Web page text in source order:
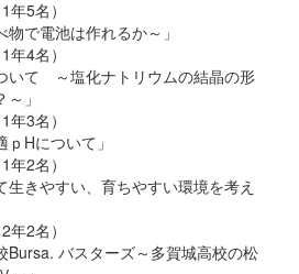
5名）
電池は作れるか～」
4名）
て ～塩化ナトリウムの結晶の形
」
3名）
Hについて」
2名）
きやすい、育ちやすい環境を考え
2名）
バスターズ～多賀城高校の松